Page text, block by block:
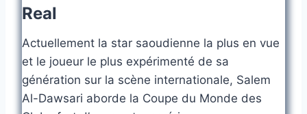
Real
Actuellement la star saoudienne la plus en vue
et le joueur le plus expérimenté de sa
génération sur la scène internationale, Salem
Al-Dawsari aborde la Coupe du Monde des